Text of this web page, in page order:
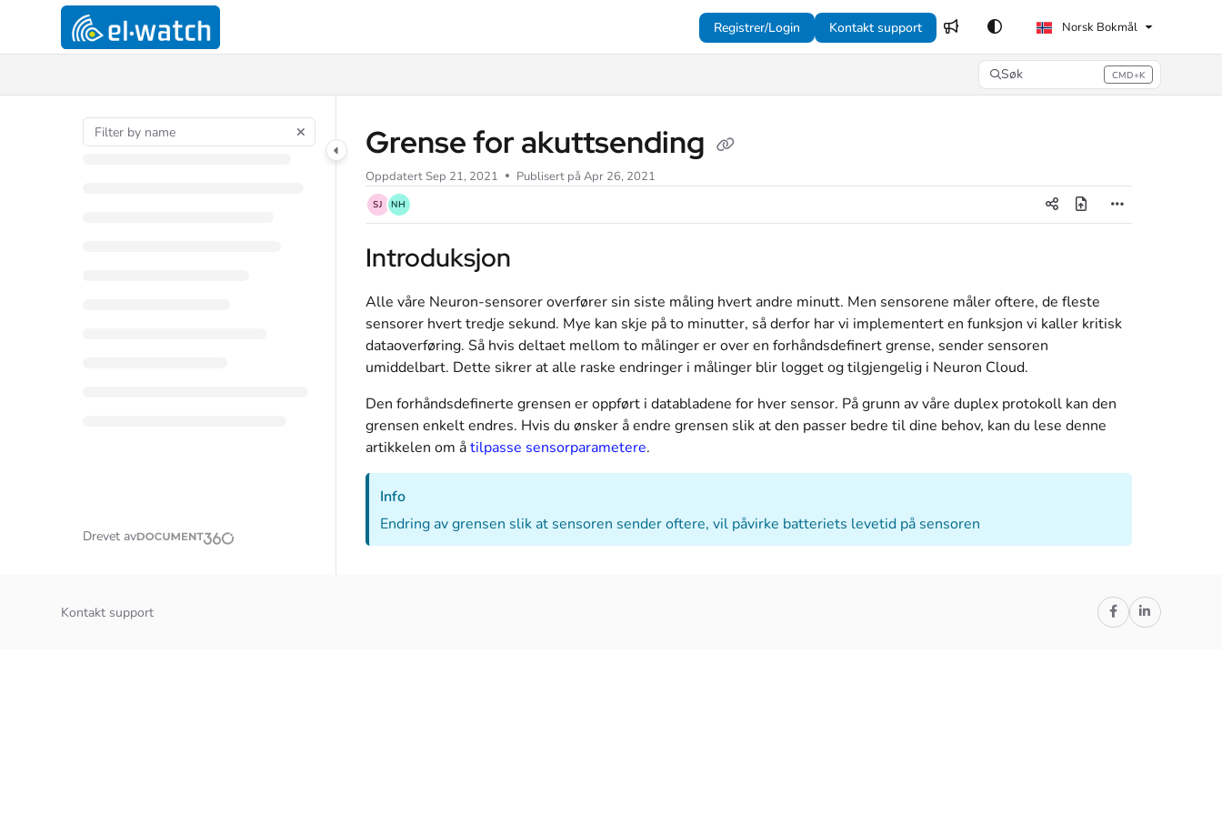
Documentation Index
Fetch the complete documentation index at:
Registrer/Login Kontakt support Norsk Bokmål
Søk CMD+K
Press CMD+K to open search
Drevet av
Grense for akuttsending
OppdatertSep 21, 2021 Publisert på Apr 26, 2021
SJ NH
Introduksjon
Alle våre Neuron-sensorer overfører sin siste måling hvert andre minutt. Men sensorene måler oftere, de fleste
sensorer hvert tredje sekund. Mye kan skje på to minutter, så derfor har vi implementert en funksjon vi kaller kritisk
dataoverføring. Så hvis deltaet mellom to målinger er over en forhåndsdefinert grense, sender sensoren
umiddelbart. Dette sikrer at alle raske endringer i målinger blir logget og tilgjengelig i Neuron Cloud.
Den forhåndsdefinerte grensen er oppført i databladene for hver sensor. På grunn av våre duplex protokoll kan den
grensen enkelt endres. Hvis du ønsker å endre grensen slik at den passer bedre til dine behov, kan du lese denne
artikkelen om åtilpasse sensorparametere.
Info
Endring av grensen slik at sensoren sender oftere, vil påvirke batteriets levetid på sensoren
Kontakt support